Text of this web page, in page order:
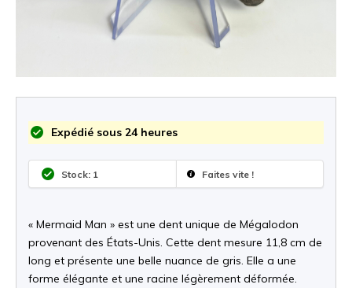
Expédié sous 24 heures
Stock: 1 Faites vite !
« Mermaid Man » est une dent unique de Mégalodon
provenant des États-Unis. Cette dent mesure 11,8 cm de
long et présente une belle nuance de gris. Elle a une
forme élégante et une racine légèrement déformée.